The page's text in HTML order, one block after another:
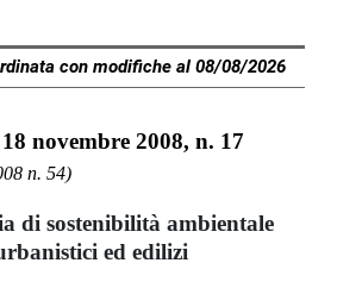
con modifiche al 08/08/2026
novembre 2008, n. 17
n. 54)
di sostenibilità ambientale
ed edilizi